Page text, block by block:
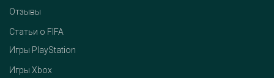
Отзывы
Статьи о FIFA
Игры PlayStation
Игры Xbox